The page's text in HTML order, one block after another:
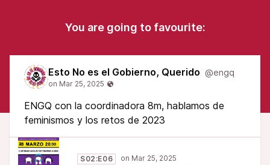
You are going to favourite:
Esto No es el Gobierno, Querido @engq
ENGQ con la coordinadora 8m, hablamos de
feminismos y los retos de 2023
S02:E06